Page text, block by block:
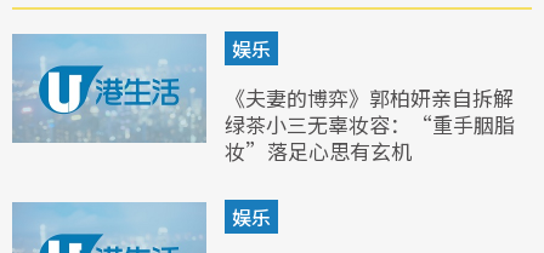
娱乐
《夫妻的博弈》郭柏妍亲自拆解
绿茶小三无辜妆容：“重手胭脂
妆”落足心思有玄机
娱乐